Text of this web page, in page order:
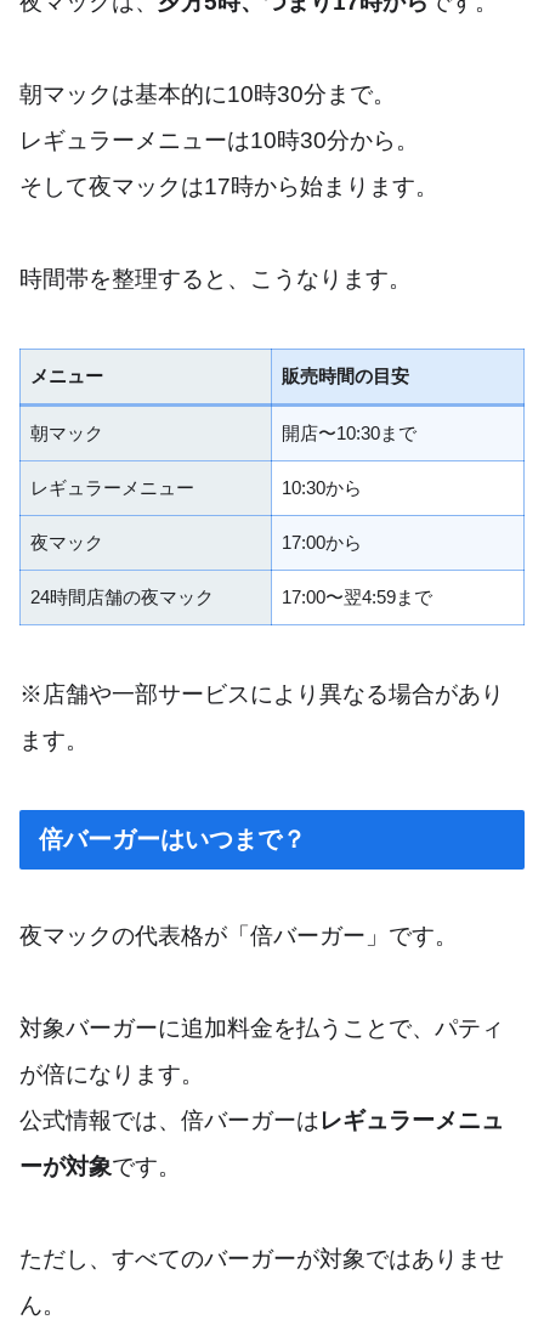
朝マックは基本的に10時30分まで。
レギュラーメニューは10時30分から。
そして夜マックは17時から始まります。
時間帯を整理すると、こうなります。
メニュー 販売時間の目安
朝マック 開店〜10:30まで
レギュラーメニュー 10:30から
夜マック 17:00から
24時間店舗の夜マック 17:00〜翌4:59まで
※店舗や一部サービスにより異なる場合があり
ます。
倍バーガーはいつまで？
夜マックの代表格が「倍バーガー」です。
対象バーガーに追加料金を払うことで、パティ
が倍になります。
公式情報では、倍バーガーはレギュラーメニュ
ーが対象です。
ただし、すべてのバーガーが対象ではありませ
ん。